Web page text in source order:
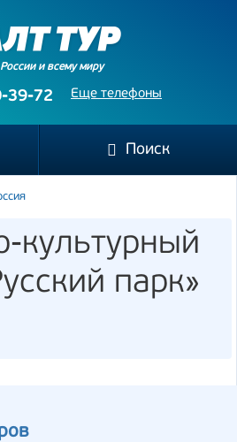
и всему миру
Еще телефоны
39-72
Поиск
культурный
парк»